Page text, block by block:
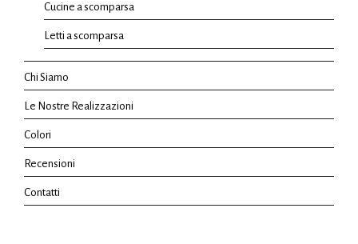
Cucine a scomparsa
Letti a scomparsa
Chi Siamo
Le Nostre Realizzazioni
Colori
Recensioni
Contatti